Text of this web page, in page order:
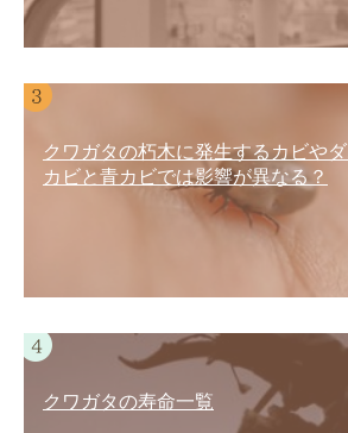
クワガタの朽木に発生するカビや
カビと青カビでは影響が異なる？
クワガタの寿命一覧